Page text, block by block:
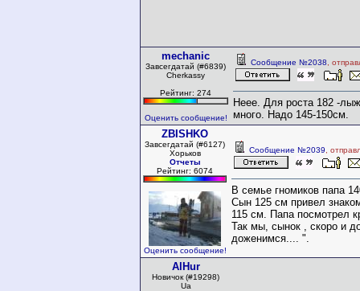
mechanic
Завсегдатай (#6839)
Cherkassy
Рейтинг: 274
Оценить сообщение!
Сообщение №2038 ,
Неее. Для роста 182 -
много. Надо 145-150см.
ZBISHKO
Завсегдатай (#6127)
Хорьков
Отчеты
Рейтинг: 6074
Оценить сообщение!
Сообщение №2039 ,
В семье гномиков папа
Сын 125 см привел
115 см. Папа посмотрел
Так мы, сынок , скоро и
доженимся.... ".
AlHur
Новичок (#19298)
Ua